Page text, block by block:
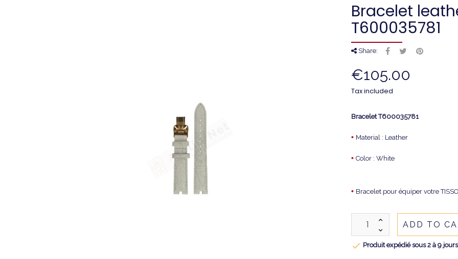
Bracelet
T600035781
Share:
€105.00
Tax included
BraceletT600035781
• Material : Leather
• Color : White
• Bracelet pour équiper votre
ADD TO
 Produit expédié sous 2 à 9